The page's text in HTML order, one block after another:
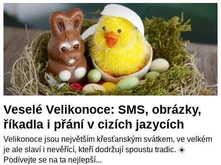
Veselé Velikonoce: SMS, obrázky,
říkadla i přání v cizích jazycích
Velikonoce jsou největším křesťanským svátkem, ve velkém
je ale slaví i nevěřící, kteří dodržují spoustu tradic. ☀️
Podívejte se na ta nejlepší...